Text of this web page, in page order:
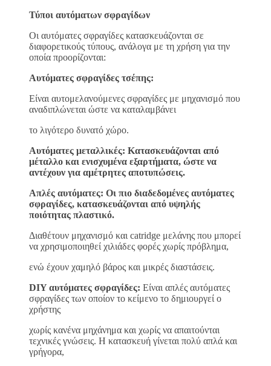
Τύποι αυτόματων σφραγίδων
Οι αυτόματες σφραγίδες κατασκευάζονται σε
διαφορετικούς τύπους, ανάλογα με τη χρήση για την
οποία προορίζονται:
Αυτόματες σφραγίδες τσέπης:
Είναι αυτομελανούμενες σφραγίδες με μηχανισμό που
αναδιπλώνεται ώστε να καταλαμβάνει
το λιγότερο δυνατό χώρο.
Αυτόματες μεταλλικές: Κατασκευάζονται από
μέταλλο και ενισχυμένα εξαρτήματα, ώστε να
αντέχουν για αμέτρητες αποτυπώσεις.
Απλές αυτόματες: Οι πιο διαδεδομένες αυτόματες
σφραγίδες, κατασκευάζονται από υψηλής
ποιότητας πλαστικό.
Διαθέτουν μηχανισμό και catridge μελάνης που μπορεί
να χρησιμοποιηθεί χιλιάδες φορές χωρίς πρόβλημα,
ενώ έχουν χαμηλό βάρος και μικρές διαστάσεις.
DIY αυτόματες σφραγίδες: Είναι απλές αυτόματες
σφραγίδες των οποίον το κείμενο το δημιουργεί ο
χρήστης
χωρίς κανένα μηχάνημα και χωρίς να απαιτούνται
τεχνικές γνώσεις. Η κατασκευή γίνεται πολύ απλά και
γρήγορα,